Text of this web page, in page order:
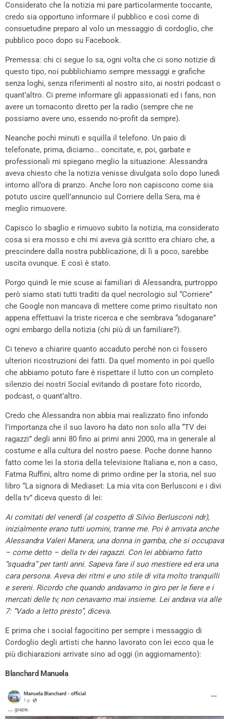
Considerato che la notizia mi pare particolarmente toccante,
credo sia opportuno informare il pubblico e così come di
consuetudine preparo al volo un messaggio di cordoglio, che
pubblico poco dopo su Facebook.
Premessa: chi ci segue lo sa, ogni volta che ci sono notizie di
questo tipo, noi pubblichiamo sempre messaggi e grafiche
senza loghi, senza riferimenti al nostro sito, ai nostri podcast o
quant’altro. Ci preme informare gli appassionati ed i fans, non
avere un tornaconto diretto per la radio (sempre che ne
possiamo avere uno, essendo no-profit da sempre).
Neanche pochi minuti e squilla il telefono. Un paio di
telefonate, prima, diciamo… concitate, e, poi, garbate e
professionali mi spiegano meglio la situazione: Alessandra
aveva chiesto che la notizia venisse divulgata solo dopo lunedì
intorno all’ora di pranzo. Anche loro non capiscono come sia
potuto uscire quell’annuncio sul Corriere della Sera, ma è
meglio rimuovere.
Capisco lo sbaglio e rimuovo subito la notizia, ma considerato
cosa si era mosso e chi mi aveva già scritto era chiaro che, a
prescindere dalla nostra pubblicazione, di lì a poco, sarebbe
uscita ovunque. E così è stato.
Porgo quindi le mie scuse ai familiari di Alessandra, purtroppo
però siamo stati tutti traditi da quel necrologio sul “Corriere”
che Google non mancava di mettere come primo risultato non
appena effettuavi la triste ricerca e che sembrava “sdoganare”
ogni embargo della notizia (chi più di un familiare?).
Ci tenevo a chiarire quanto accaduto perché non ci fossero
ulteriori ricostruzioni dei fatti. Da quel momento in poi quello
che abbiamo potuto fare è rispettare il lutto con un completo
silenzio dei nostri Social evitando di postare foto ricordo,
podcast, o quant’altro.
Credo che Alessandra non abbia mai realizzato fino infondo
l’importanza che il suo lavoro ha dato non solo alla “TV dei
ragazzi” degli anni 80 fino ai primi anni 2000, ma in generale al
costume e alla cultura del nostro paese. Poche donne hanno
fatto come lei la storia della televisione Italiana e, non a caso,
Fatma Ruffini, altro nome di primo ordine per la storia, nel suo
libro “La signora di Mediaset: La mia vita con Berlusconi e i divi
della tv” diceva questo di lei:
Ai comitati del venerdì (al cospetto di Silvio Berlusconi ndr),
inizialmente erano tutti uomini, tranne me. Poi è arrivata anche
Alessandra Valeri Manera, una donna in gamba, che si occupava
– come detto – della tv dei ragazzi. Con lei abbiamo fatto
“squadra” per tanti anni. Sapeva fare il suo mestiere ed era una
cara persona. Aveva dei ritmi e uno stile di vita molto tranquilli
e sereni. Ricordo che quando andavamo in giro per le fiere e i
mercati delle tv, non cenavamo mai insieme. Lei andava via alle
7: “Vado a letto presto”, diceva.
E prima che i social fagocitino per sempre i messaggio di
Cordoglio degli artisti che hanno lavorato con lei ecco qua le
più dichiarazioni arrivate sino ad oggi (in aggiornamento):
Blanchard Manuela